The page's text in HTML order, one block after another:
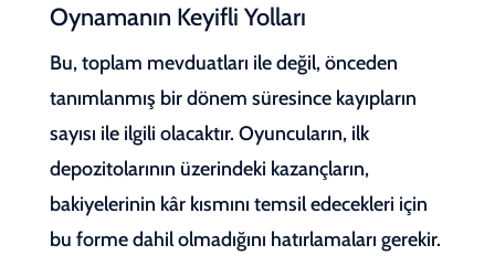
Oynamanın Keyifli Yolları
Bu, toplam mevduatları ile değil, önceden
tanımlanmış bir dönem süresince kayıpların
sayısı ile ilgili olacaktır. Oyuncuların, ilk
depozitolarının üzerindeki kazançların,
bakiyelerinin kâr kısmını temsil edecekleri için
bu forme dahil olmadığını hatırlamaları gerekir.